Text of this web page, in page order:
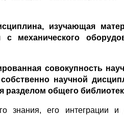
изучающая
с механического
совокупность
научной
разделом общего
знания, его интеграции и